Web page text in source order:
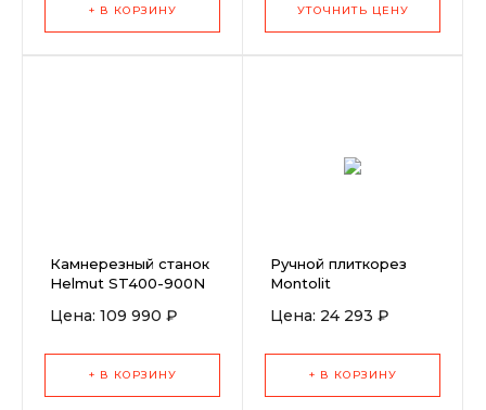
+ В КОРЗИНУ УТОЧНИТЬ ЦЕНУ
Камнерезный станок
Helmut ST400-900N
Цена: 109 990 ₽
+ В КОРЗИНУ
Ручной плиткорез
Montolit
Цена: 24 293 ₽
+ В КОРЗИНУ